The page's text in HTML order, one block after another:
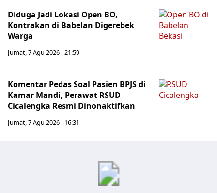
Diduga Jadi Lokasi Open BO,
Kontrakan di Babelan Digerebek
Warga
Jumat, 7 Agu 2026 - 21:59
Komentar Pedas Soal Pasien BPJS di
Kamar Mandi, Perawat RSUD
Cicalengka Resmi Dinonaktifkan
Jumat, 7 Agu 2026 - 16:31